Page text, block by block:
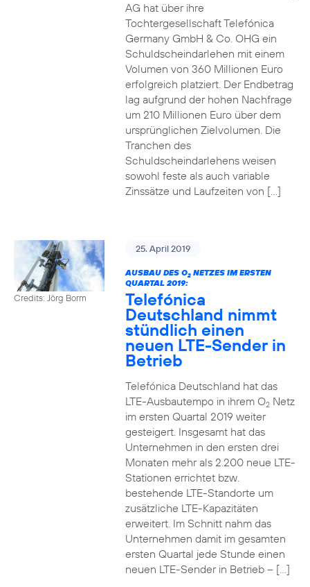
AG hat über ihre
Tochtergesellschaft Telefónica
Germany GmbH & Co. OHG ein
Schuldscheindarlehen mit einem
Volumen von 360 Millionen Euro
erfolgreich platziert. Der Endbetrag
lag aufgrund der hohen Nachfrage
um 210 Millionen Euro über dem
ursprünglichen Zielvolumen. Die
Tranchen des
Schuldscheindarlehens weisen
sowohl feste als auch variable
Zinssätze und Laufzeiten von […]
Credits: Jörg Borm
25. April 2019
AUSBAU DES O2NETZES IM ERSTEN
QUARTAL 2019:
Telefónica
Deutschland nimmt
stündlich einen
neuen LTE-Sender in
Betrieb
Telefónica Deutschland hat das
LTE-Ausbautempo in ihrem O2Netz
im ersten Quartal 2019 weiter
gesteigert. Insgesamt hat das
Unternehmen in den ersten drei
Monaten mehr als 2.200 neue LTE-
Stationen errichtet bzw.
bestehende LTE-Standorte um
zusätzliche LTE-Kapazitäten
erweitert. Im Schnitt nahm das
Unternehmen damit im gesamten
ersten Quartal jede Stunde einen
neuen LTE-Sender in Betrieb – […]